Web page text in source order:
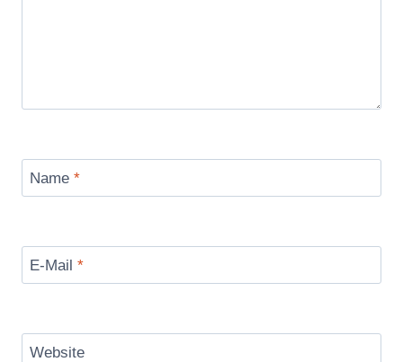
Name *
E-Mail *
Website